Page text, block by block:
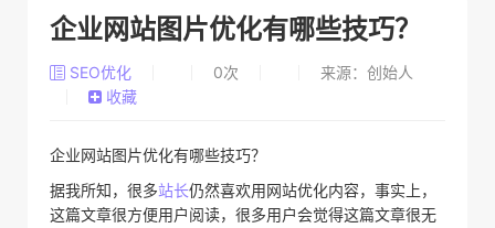
企业网站图片优化有哪些技巧？
SEO优化 0次
来源：创始人
收藏
企业网站图片优化有哪些技巧？
据我所知，很多站长仍然喜欢用网站优化内容，事实上，
这篇文章很方便用户阅读，很多用户会觉得这篇文章很无